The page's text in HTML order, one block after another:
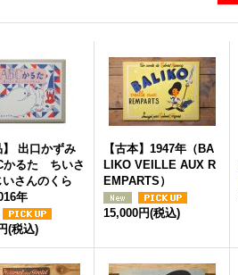
】 出口かずみ
かるた ちいさ
さんのくら
年
(税込)
【古本】1947年（BA
LIKO VEILLE AUX R
EMPARTS）
15,000円(税込)